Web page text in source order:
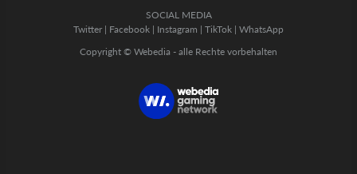
SOCIAL MEDIA
Twitter | Facebook | Instagram | TikTok | WhatsApp
Copyright © Webedia - alle Rechte vorbehalten